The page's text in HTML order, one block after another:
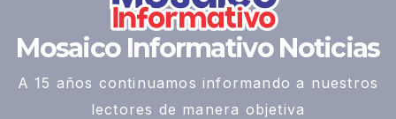
Mosaico Informativo Noticias
A 15 años continuamos informando a nuestros
lectores de manera objetiva